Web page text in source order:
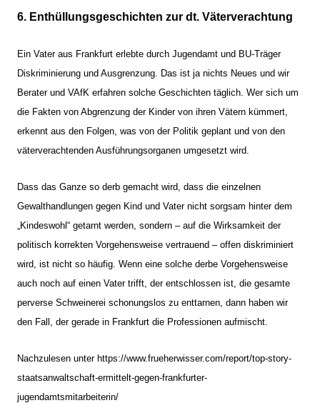
6. Enthüllungsgeschichten zur dt. Väterverachtung
Ein Vater aus Frankfurt erlebte durch Jugendamt und BU-Träger
Diskriminierung und Ausgrenzung. Das ist ja nichts Neues und wir
Berater und VAfK erfahren solche Geschichten täglich. Wer sich um
die Fakten von Abgrenzung der Kinder von ihren Vätern kümmert,
erkennt aus den Folgen, was von der Politik geplant und von den
väterverachtenden Ausführungsorganen umgesetzt wird.
Dass das Ganze so derb gemacht wird, dass die einzelnen
Gewalthandlungen gegen Kind und Vater nicht sorgsam hinter dem
„Kindeswohl“ getarnt werden, sondern – auf die Wirksamkeit der
politisch korrekten Vorgehensweise vertrauend – offen diskriminiert
wird, ist nicht so häufig. Wenn eine solche derbe Vorgehensweise
auch noch auf einen Vater trifft, der entschlossen ist, die gesamte
perverse Schweinerei schonungslos zu enttarnen, dann haben wir
den Fall, der gerade in Frankfurt die Professionen aufmischt.
Nachzulesen unter https://www.frueherwisser.com/report/top-story-
staatsanwaltschaft-ermittelt-gegen-frankfurter-
jugendamtsmitarbeiterin/